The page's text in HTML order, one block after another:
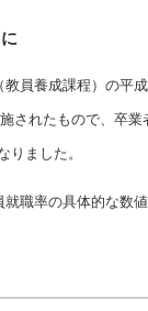
員養成課程）の平
されたもので、卒
りました。
職率の具体的な数